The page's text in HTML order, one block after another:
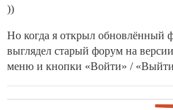
))
Но когда я открыл обновлённый
выглядел старый форум на
меню и кнопки «Войти» /